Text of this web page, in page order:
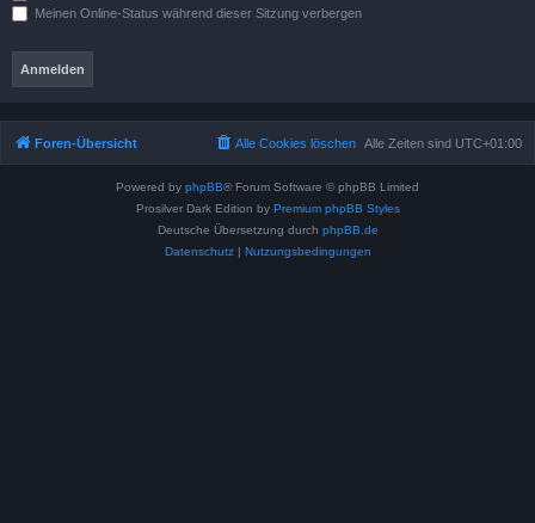
Meinen Online-Status während dieser Sitzung verbergen
Foren-Übersicht Alle Zeiten sind UTC+01:00
Alle Cookies löschen
Powered by phpBB® Forum Software © phpBB Limited
Prosilver Dark Edition by Premium phpBB Styles
Deutsche Übersetzung durch phpBB.de
Datenschutz| Nutzungsbedingungen